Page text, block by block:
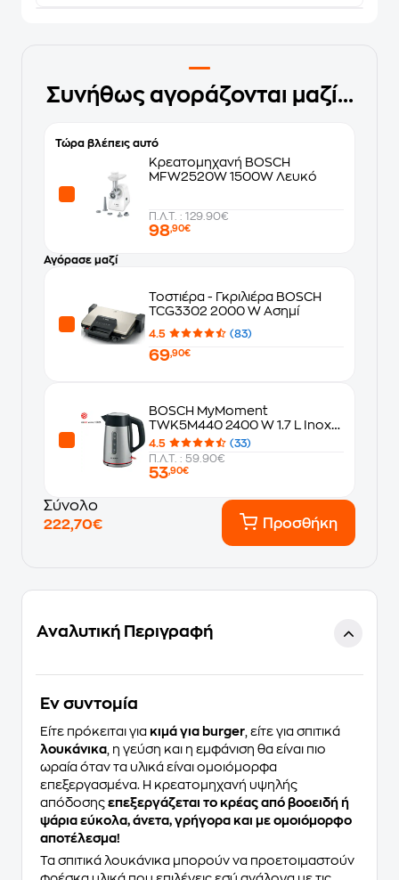
Συνήθως αγοράζονται μαζί...
Τώρα βλέπεις αυτό
Κρεατομηχανή BOSCH
MFW2520W 1500W Λευκό
Π.Λ.Τ. : 129.90€
98,90€
Αγόρασε μαζί
Τοστιέρα - Γκριλιέρα BOSCH
TCG3302 2000 W Ασημί
4.5 (83)
69,90€
BOSCH MyMoment
TWK5M440 2400 W 1.7 L Inox
Βραστήρας
4.5
(33)
Π.Λ.Τ. : 59.90€
53,90€
Σύνολο
222,70€
Προσθήκη
Αναλυτική Περιγραφή
Eν συντομία
Είτε πρόκειται για κιμά για burger , είτε για σπιτικά
λουκάνικα , η γεύση και η εμφάνιση θα είναι πιο
ωραία όταν τα υλικά είναι ομοιόμορφα
επεξεργασμένα. Η κρεατομηχανή υψηλής
απόδοσης επεξεργάζεται το κρέας από βοοειδή ή
ψάρια εύκολα, άνετα, γρήγορα και με ομοιόμορφο
αποτέλεσμα!
Τα σπιτικά λουκάνικα μπορούν να προετοιμαστούν